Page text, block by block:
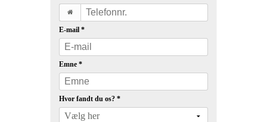
E-mail *
Emne *
Hvor fandt du os? *